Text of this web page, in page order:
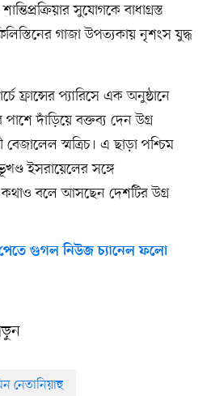
সুযোগকে বাধাগ্রস্ত
গাজা উপত্যকায় নৃশংস যুদ্ধ
ফ্রান্সের প্যারিসে এক অনুষ্ঠানে
পাশে দাঁড়িয়ে বক্তব্য দেন উগ্র
বেজালেল স্মত্রিচ। এ ছাড়া পশ্চিম
ইসরায়েলের সঙ্গে
কথাও বলে আসছেন দেশটির উগ্র
গুগল নিউজ চ্যানেল ফলো
নেতানিয়াহু